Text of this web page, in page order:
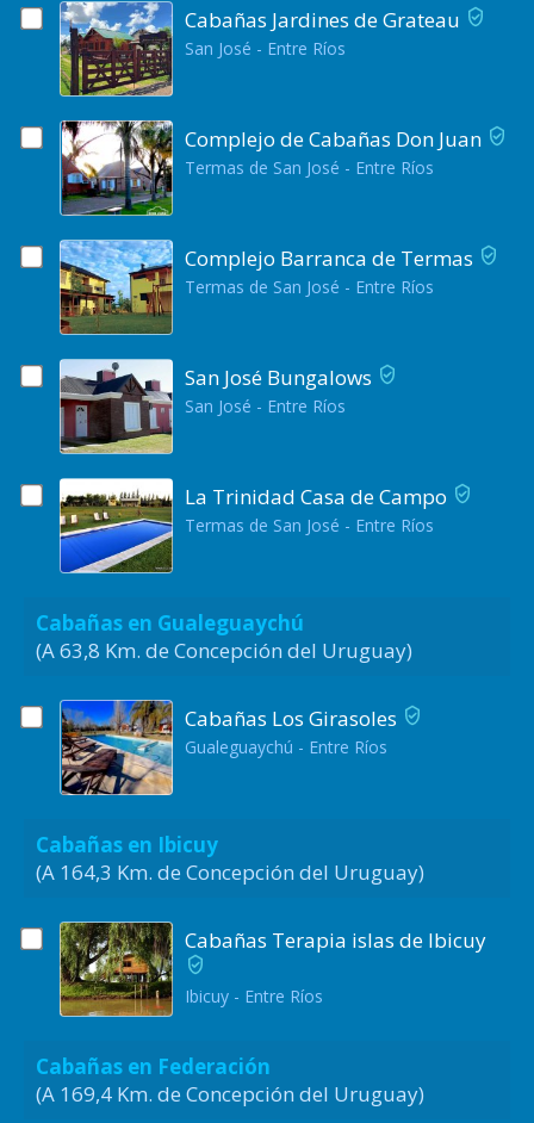
Cabañas Jardines de Grateau
San José - Entre Ríos
Complejo de Cabañas Don Juan
Termas de San José - Entre Ríos
Complejo Barranca de Termas
Termas de San José - Entre Ríos
San José Bungalows
San José - Entre Ríos
La Trinidad Casa de Campo
Termas de San José - Entre Ríos
Cabañas en Gualeguaychú
(A 63,8 Km. de Concepción del Uruguay)
Cabañas Los Girasoles
Gualeguaychú - Entre Ríos
Cabañas en Ibicuy
(A 164,3 Km. de Concepción del Uruguay)
Cabañas Terapia islas de Ibicuy
Ibicuy - Entre Ríos
Cabañas en Federación
(A 169,4 Km. de Concepción del Uruguay)